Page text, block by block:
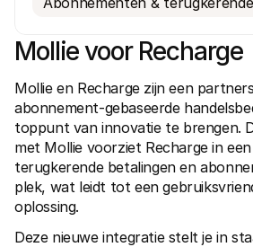
Mollie voor Recharge
Mollie en Recharge zijn een
abonnement-gebaseerde
toppunt van innovatie te brengen.
met Mollie voorziet Recharge in
terugkerende betalingen en
plek, wat leidt tot een
oplossing.
Deze nieuwe integratie stelt je in
Technische documentatie
Portaal voor developers
Ontdek documentatie en updates voor
Libraries
Integreer Mollie met kant-en-klare
Discord community
Over Mollie